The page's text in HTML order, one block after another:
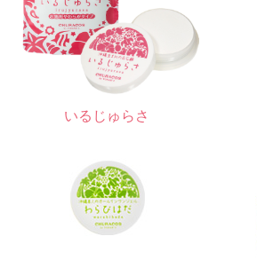
いるじゅらさ